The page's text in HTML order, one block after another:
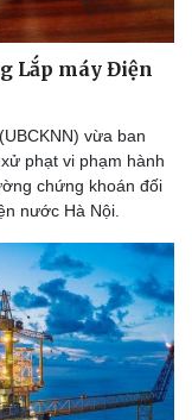
máy
Lắp máy Điện
vừa ban
phạt vi phạm hành
chứng khoán đối
nước Hà Nội.